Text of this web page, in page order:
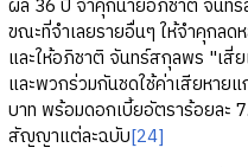
ผล 36 ปี จำคุกนายอภิชาติ จันท
ขณะที่จำเลยรายอื่นๆ ให้จำคุกล
และให้อภิชาติ จันทร์สกุลพร "เสี่
และพวกร่วมกันชดใช้ค่าเสียหาย
บาท พร้อมดอกเบี้ยอัตราร้อยละ
สัญญาแต่ละฉบับ[24]